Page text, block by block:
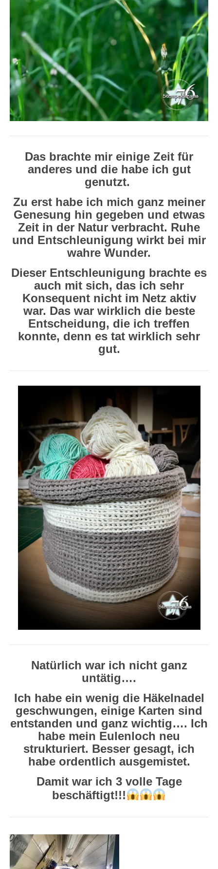
Das brachte mir einige Zeit für
anderes und die habe ich gut
genutzt.
Zu erst habe ich mich ganz meiner
Genesung hin gegeben und etwas
Zeit in der Natur verbracht. Ruhe
und Entschleunigung wirkt bei mir
wahre Wunder.
Dieser Entschleunigung brachte es
auch mit sich, das ich sehr
Konsequent nicht im Netz aktiv
war. Das war wirklich die beste
Entscheidung, die ich treffen
konnte, denn es tat wirklich sehr
gut.
Natürlich war ich nicht ganz
untätig….
Ich habe ein wenig die Häkelnadel
geschwungen, einige Karten sind
entstanden und ganz wichtig…. Ich
habe mein Eulenloch neu
strukturiert. Besser gesagt, ich
habe ordentlich ausgemistet.
Damit war ich 3 volle Tage
beschäftigt!!!